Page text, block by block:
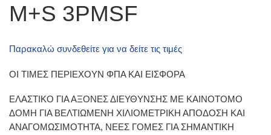
M+S 3PMSF
Παρακαλώ συνδεθείτε για να δείτε τις τιμές
ΟΙ ΤΙΜΕΣ ΠΕΡΙΕΧΟΥΝ ΦΠΑ ΚΑΙ ΕΙΣΦΟΡΑ
ΕΛΑΣΤΙΚΟ ΓΙΑ ΑΞΟΝΕΣ ΔΙΕΥΘΥΝΣΗΣ ΜΕ ΚΑΙΝΟΤΟΜΟ
ΔΟΜΗ ΓΙΑ ΒΕΛΤΙΩΜΕΝΗ ΧΙΛΙΟΜΕΤΡΙΚΗ ΑΠΟΔΟΣΗ ΚΑΙ
ΑΝΑΓΟΜΩΣΙΜΟΤΗΤΑ, ΝΕΕΣ ΓΟΜΕΣ ΓΙΑ ΣΗΜΑΝΤΙΚΗ